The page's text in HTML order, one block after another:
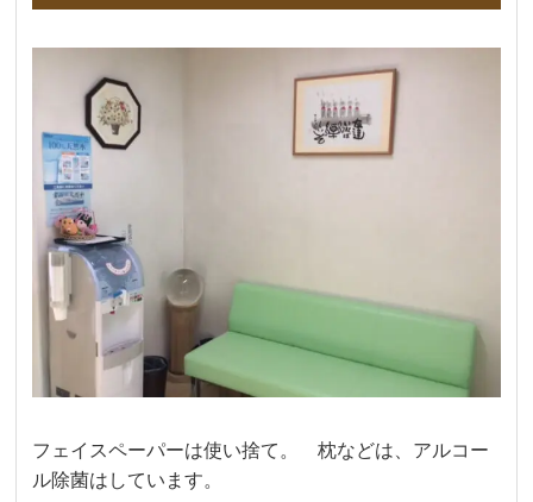
フェイスペーパーは使い捨て。 枕などは、アルコー
ル除菌はしています。